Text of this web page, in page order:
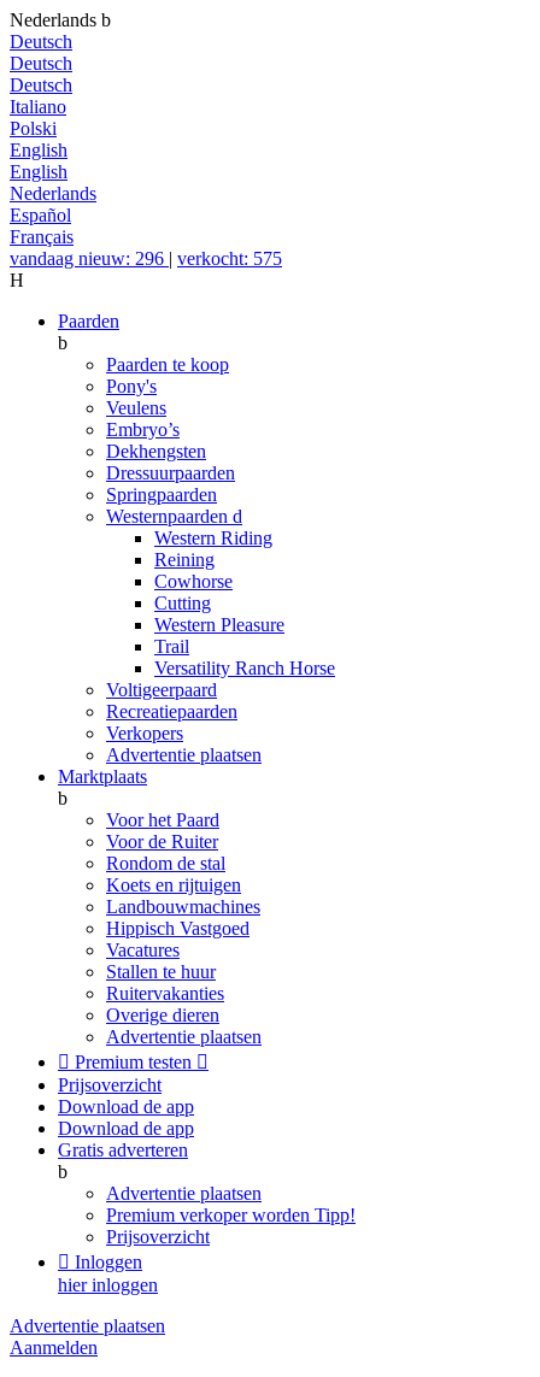
Nederlands b
Deutsch
Deutsch
Deutsch
Italiano
Polski
English
English
Nederlands
Español
Français
vandaag nieuw: 296 | verkocht: 575
H
Paarden
b
Paarden te koop
Pony's
Veulens
Embryo’s
Dekhengsten
Dressuurpaarden
Springpaarden
Westernpaarden d
Western Riding
Reining
Cowhorse
Cutting
Western Pleasure
Trail
Versatility Ranch Horse
Voltigeerpaard
Recreatiepaarden
Verkopers
Advertentie plaatsen
Marktplaats
b
Voor het Paard
Voor de Ruiter
Rondom de stal
Koets en rijtuigen
Landbouwmachines
Hippisch Vastgoed
Vacatures
Stallen te huur
Ruitervakanties
Overige dieren
Advertentie plaatsen
 Premium testen 
Prijsoverzicht
Download de app
Download de app
Gratis adverteren
b
Advertentie plaatsen
Premium verkoper worden Tipp!
Prijsoverzicht
 Inloggen
hier inloggen
Advertentie plaatsen
Aanmelden